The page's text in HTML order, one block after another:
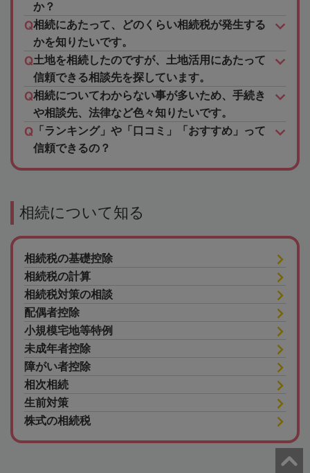
か？
相続にあたって、どのくらい相続税が発生する
かを知りたいです。
土地を相続したのですが、土地活用にあたって
信頼できる相談先を探しています。
相続についてわからない事が多いため、手続き
や相談先、法律など色々知りたいです。
「ランキング」や「口コミ」「おすすめ」って
信頼できるの？
相続について知る
相続税の基礎控除
相続税の計算
相続税対策の相談
配偶者控除
小規模宅地等特例
未成年者控除
障がい者控除
相次相続
生前対策
株式の相続税